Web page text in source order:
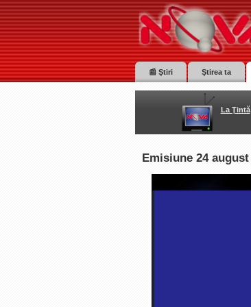
📰 Ştiri Ştirea ta
La Ţintă
Emisiune 24 august